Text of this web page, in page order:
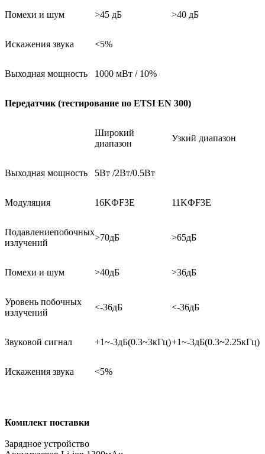
Помехи и шум >45 дБ >40 дБ
Искажения звука <5%
Выходная мощность 1000 мВт / 10%
Передатчик (тестирование по ETSI EN 300)
Широкий
диапазон
Узкий диапазон
Выходная мощность 5Вт /2Вт/0.5Вт
Модуляция 16KФF3E 11KФF3E
Подавлениепобочных
излучений
>70дБ >65дБ
Помехи и шум >40дБ >36дБ
Уровень побочных
излучений
<-36дБ <-36дБ
Звуковой сигнал +1~-3дБ(0.3~3кГц)+1~-3дБ(0.3~2.25кГц)
Искажения звука <5%
Комплект поставки
Зарядное устройство